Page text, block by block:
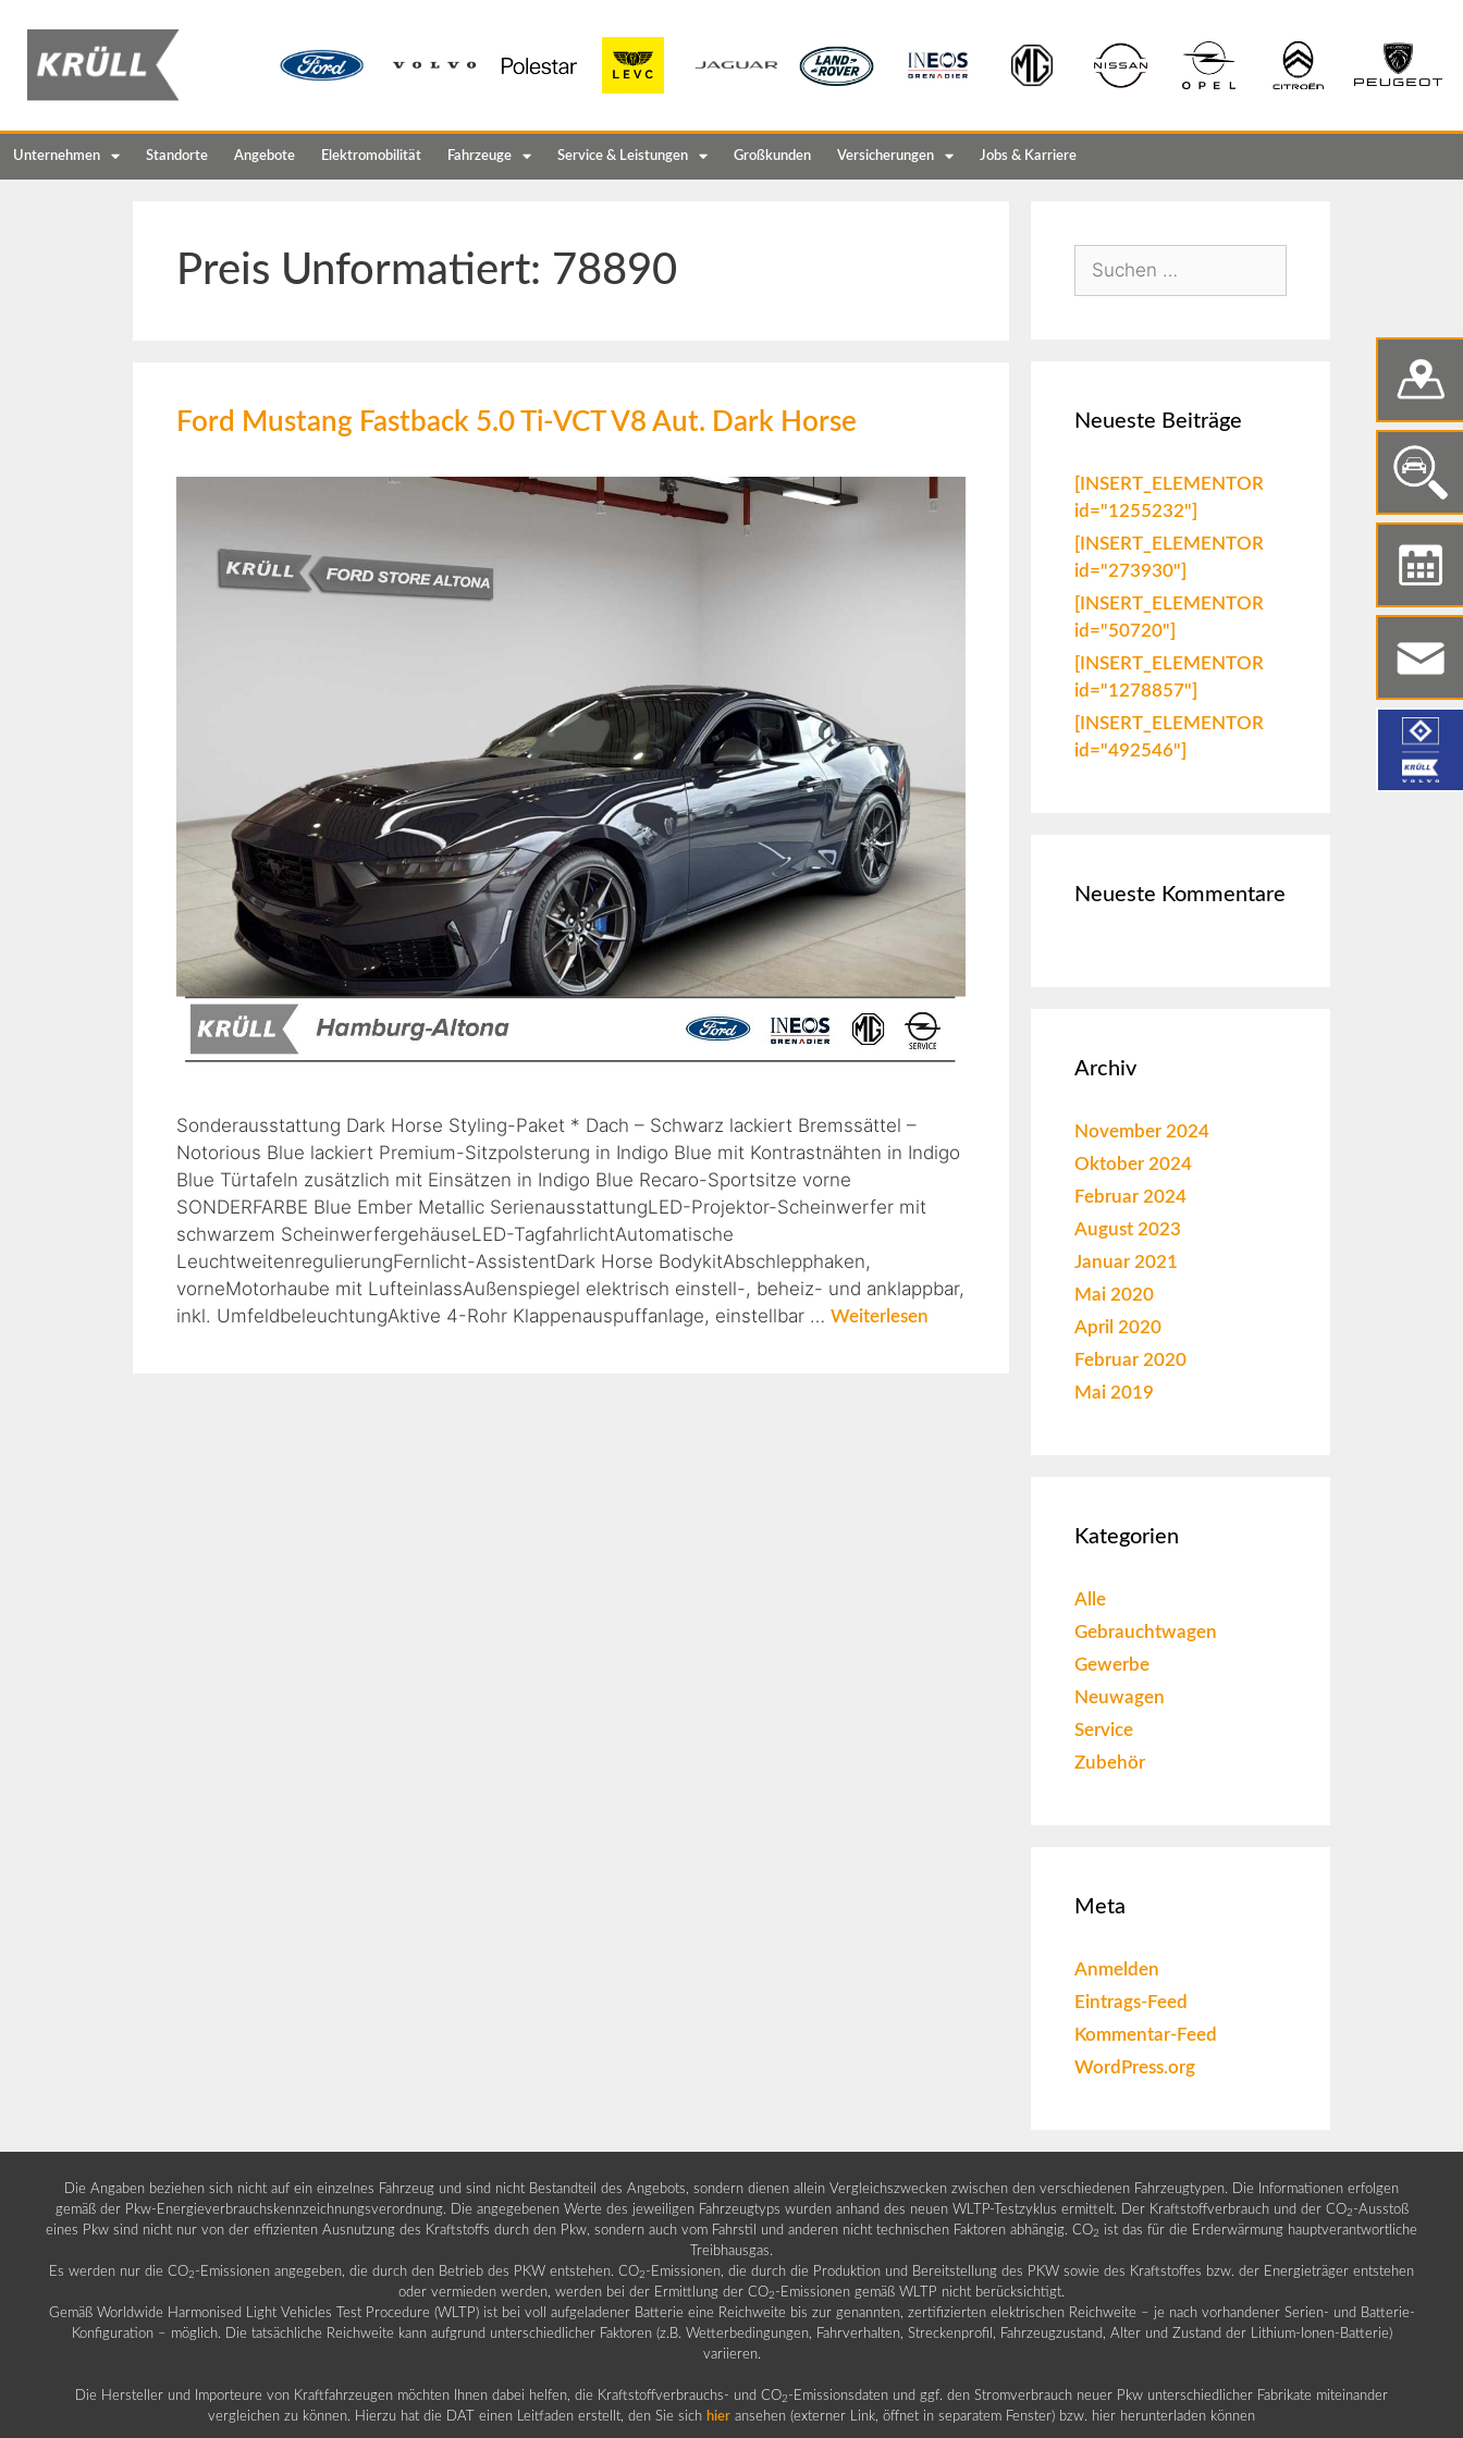
Unternehmen Standorte Angebote Elektromobilität Fahrzeuge Service & Leistungen Großkunden Versicherungen Jobs & Karriere
Preis Unformatiert: 78890
Ford Mustang Fastback 5.0 Ti-VCT V8 Aut. Dark Horse
Sonderausstattung Dark Horse Styling-Paket * Dach – Schwarz lackiert Bremssättel –
Notorious Blue lackiert Premium-Sitzpolsterung in Indigo Blue mit Kontrastnähten in Indigo
Blue Türtafeln zusätzlich mit Einsätzen in Indigo Blue Recaro-Sportsitze vorne
SONDERFARBE Blue Ember Metallic SerienausstattungLED-Projektor-Scheinwerfer mit
schwarzem ScheinwerfergehäuseLED-TagfahrlichtAutomatische
LeuchtweitenregulierungFernlicht-AssistentDark Horse BodykitAbschlepphaken,
vorneMotorhaube mit LufteinlassAußenspiegel elektrisch einstell-, beheiz- und anklappbar,
inkl. UmfeldbeleuchtungAktive 4-Rohr Klappenauspuffanlage, einstellbar … Weiterlesen
Neueste Beiträge
[INSERT_ELEMENTOR
id="1255232"]
[INSERT_ELEMENTOR
id="273930"]
[INSERT_ELEMENTOR
id="50720"]
[INSERT_ELEMENTOR
id="1278857"]
[INSERT_ELEMENTOR
id="492546"]
Neueste Kommentare
Archiv
November 2024
Oktober 2024
Februar 2024
August 2023
Januar 2021
Mai 2020
April 2020
Februar 2020
Mai 2019
Kategorien
Alle
Gebrauchtwagen
Gewerbe
Neuwagen
Service
Zubehör
Meta
Anmelden
Eintrags-Feed
Kommentar-Feed
WordPress.org
Die Angaben beziehen sich nicht auf ein einzelnes Fahrzeug und sind nicht Bestandteil des Angebots, sondern dienen allein Vergleichszwecken zwischen den verschiedenen Fahrzeugtypen. Die Informationen erfolgen
gemäß der Pkw-Energieverbrauchskennzeichnungsverordnung. Die angegebenen Werte des jeweiligen Fahrzeugtyps wurden anhand des neuen WLTP-Testzyklus ermittelt. Der Kraftstoffverbrauch und der CO2 -Ausstoß
eines Pkw sind nicht nur von der effizienten Ausnutzung des Kraftstoffs durch den Pkw, sondern auch vom Fahrstil und anderen nicht technischen Faktoren abhängig. CO2 ist das für die Erderwärmung hauptverantwortliche
Treibhausgas.
Es werden nur die CO2 -Emissionen angegeben, die durch den Betrieb des PKW entstehen. CO2 -Emissionen, die durch die Produktion und Bereitstellung des PKW sowie des Kraftstoffes bzw. der Energieträger entstehen
oder vermieden werden, werden bei der Ermittlung der CO2 -Emissionen gemäß WLTP nicht berücksichtigt.
Gemäß Worldwide Harmonised Light Vehicles Test Procedure (WLTP) ist bei voll aufgeladener Batterie eine Reichweite bis zur genannten, zertifizierten elektrischen Reichweite – je nach vorhandener Serien- und Batterie-
Konfiguration – möglich. Die tatsächliche Reichweite kann aufgrund unterschiedlicher Faktoren (z.B. Wetterbedingungen, Fahrverhalten, Streckenprofil, Fahrzeugzustand, Alter und Zustand der Lithium-Ionen-Batterie)
variieren.
Die Hersteller und Importeure von Kraftfahrzeugen möchten Ihnen dabei helfen, die Kraftstoffverbrauchs- und CO2 -Emissionsdaten und ggf. den Stromverbrauch neuer Pkw unterschiedlicher Fabrikate miteinander
vergleichen zu können. Hierzu hat die DAT einen Leitfaden erstellt, den Sie sich hier ansehen (externer Link, öffnet in separatem Fenster) bzw. hier herunterladen können